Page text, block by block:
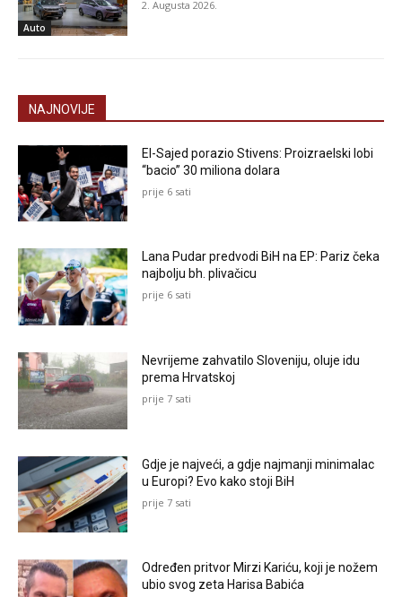
Auto
2. Augusta 2026.
NAJNOVIJE
El-Sajed porazio Stivens: Proizraelski lobi
“bacio” 30 miliona dolara
prije 6 sati
Lana Pudar predvodi BiH na EP: Pariz čeka
najbolju bh. plivačicu
prije 6 sati
Nevrijeme zahvatilo Sloveniju, oluje idu
prema Hrvatskoj
prije 7 sati
Gdje je najveći, a gdje najmanji minimalac
u Europi? Evo kako stoji BiH
prije 7 sati
Određen pritvor Mirzi Kariću, koji je nožem
ubio svog zeta Harisa Babića